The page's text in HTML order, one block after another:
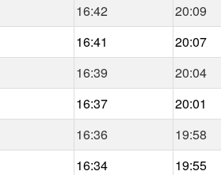
16:42 20:09
16:41 20:07
16:39 20:04
16:37 20:01
16:36 19:58
16:34 19:55